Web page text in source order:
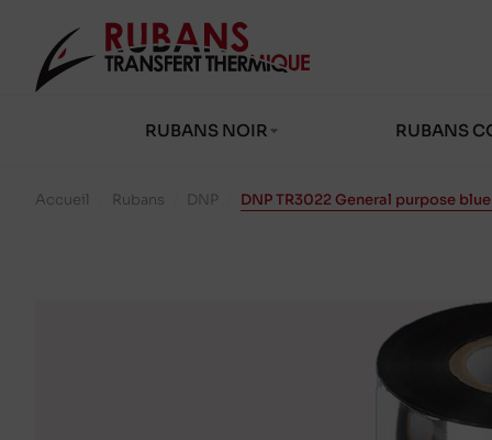
RUBANS NOIR RUBANS
Accueil Rubans DNP DNP TR3022 General purpose